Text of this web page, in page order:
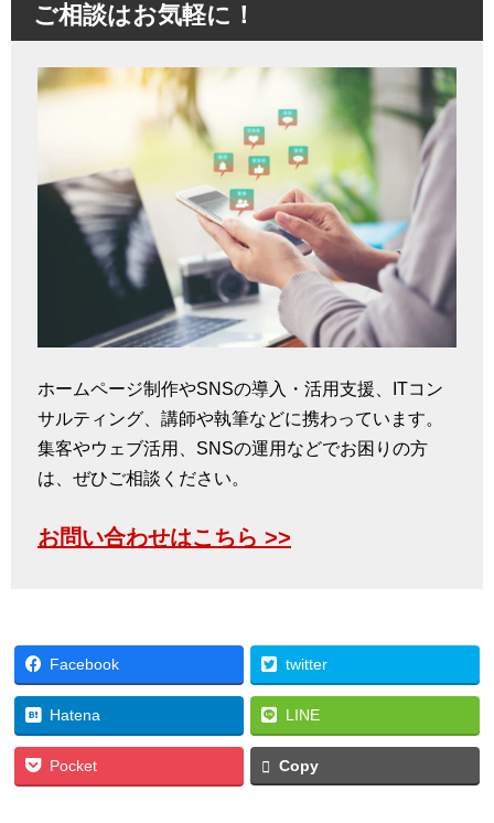
ご相談はお気軽に！
ホームページ制作やSNSの導入・活用支援、ITコン
サルティング、講師や執筆などに携わっています。
集客やウェブ活用、SNSの運用などでお困りの方
は、ぜひご相談ください。
お問い合わせはこちら >>
Facebook twitter
Hatena LINE
Pocket Copy